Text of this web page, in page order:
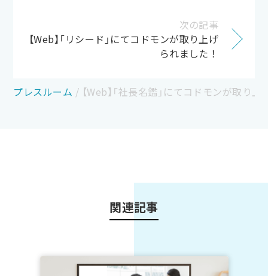
次の記事
【Web】「リシード」にてコドモンが取り上げ
られました！
プレスルーム / 【Web】「社長名鑑」にてコドモンが取り
関連記事